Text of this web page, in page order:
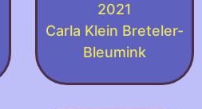
2021
Carla Klein Breteler-
Bleumink